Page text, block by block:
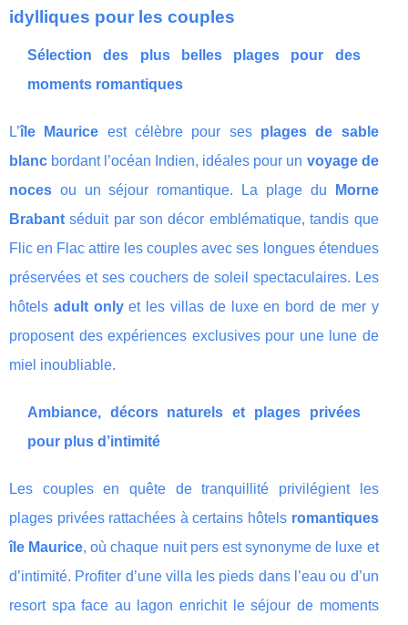
idylliques pour les couples
Sélection des plus belles plages pour des
moments romantiques
L’île Maurice est célèbre pour ses plages de sable
blanc bordant l’océan Indien, idéales pour un voyage de
noces ou un séjour romantique. La plage du
Morne
Brabant séduit par son décor emblématique, tandis que
Flic en Flac attire les couples avec ses longues étendues
préservées et ses couchers de soleil spectaculaires. Les
hôtels adult onlyet les villas de luxe en bord de mer y
proposent des expériences exclusives pour une lune de
miel inoubliable.
Ambiance, décors naturels et plages privées
pour plus d’intimité
Les couples en quête de tranquillité privilégient les
plages privées rattachées à certains hôtels romantiques
île Maurice, où chaque nuit pers est synonyme de luxe et
d’intimité. Profiter d’une villa les pieds dans l’eau ou d’un
resort spa face au lagon enrichit le séjour de moments